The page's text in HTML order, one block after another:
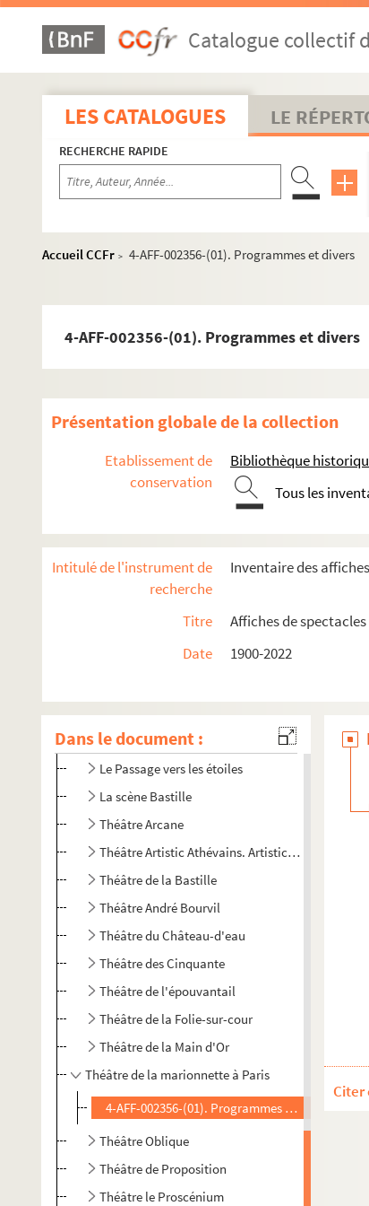
Catalogue collectif
LES CATALOGUES LE
RECHERCHE RAPIDE
Accueil CCFr > 4-AFF-002356-(01). Programmes et divers
4-AFF-002356-(01). Programmes et divers
Présentation globale de la collection
Etablissement de
conservation
Bibliothèque
Tous les
Intitulé de l'instrument de
recherche
Inventaire des
Titre
Affiches de
Date
1900-2022
Dans le document :
L'Alhambra
L'Alhambra-Maurice Chevalier
Atelier Bastille
Atelier de la Bonne Graine
L'Auguste théâtre
Le Balajo
Centre culturel franco-japonais
Comédie Nation
Église de la Bastille
Église Saint-Joseph-des-Nations
Espace La Comedia
Espace Saint-Sabin
La Fenêtre
Maison des Métallos
Ménagerie de verre
O'Berzinc
Pan Piper
Le Passage vers les étoiles
La scène Bastille
Théâtre Arcane
Théâtre Artistic Athévains. Artistic Théâtre
Théâtre de la Bastille
Théâtre André Bourvil
Théâtre du Château-d'eau
Théâtre des Cinquante
Théâtre de l'épouvantail
Théâtre de la Folie-sur-cour
Théâtre de la Main d'Or
Théâtre de la marionnette à Paris
4-AFF-002356-(01). Programmes et divers
Théâtre Oblique
Théâtre de Proposition
Théâtre le Proscénium
Citer